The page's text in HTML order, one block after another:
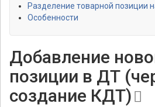
Разделение товарной позиции
Особенности
Добавление
позиции в ДТ
создание КДТ)